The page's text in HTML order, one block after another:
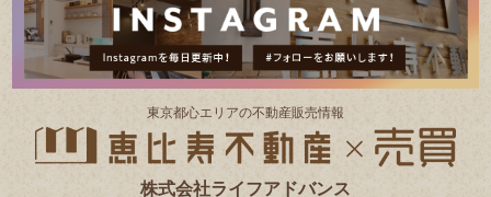
東京都⼼エリアの不動産販売情報
株式会社ライフアドバンス